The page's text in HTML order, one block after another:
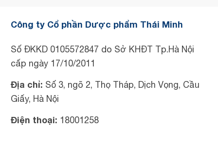
Công ty Cổ phần Dược phẩm Thái Minh
Số ĐKKD 0105572847 do Sở KHĐT Tp.Hà Nội
cấp ngày 17/10/2011
Địa chỉ: Số 3, ngõ 2, Thọ Tháp, Dịch Vọng, Cầu
Giấy, Hà Nội
Điện thoại: 18001258